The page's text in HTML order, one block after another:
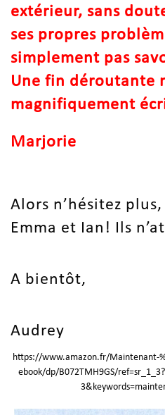
extérieur, sans
ses propres
simplement pas
Une fin déroutante
magnifiquement
Marjorie
Alors n’hésitez
Emma et Ian! Ils
A bientôt,
Audrey
https://www.amazon.fr/Maintenant-
ebook/dp/B072TMH9GS/